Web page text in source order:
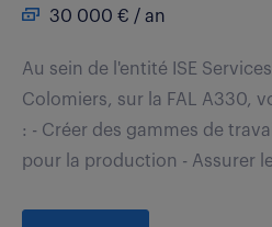
30 000 € / an
Au sein de l'entité ISE
Colomiers, sur la FAL A330,
: - Créer des gammes de
pour la production - Assurer